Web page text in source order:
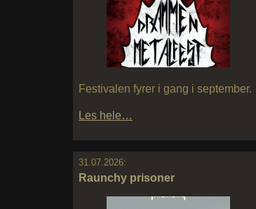
Festivalen fyrer i gang i september.
Les hele…
31.07.2026:
Raunchy prisoner